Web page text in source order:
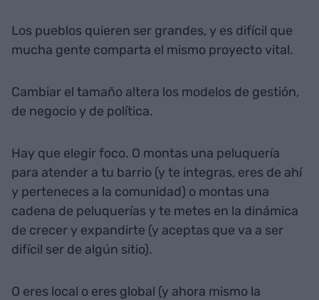
Los pueblos quieren ser grandes, y es difícil que
mucha gente comparta el mismo proyecto vital.
Cambiar el tamaño altera los modelos de gestión,
de negocio y de política.
Hay que elegir foco. O montas una peluquería
para atender a tu barrio (y te integras, eres de ahí
y perteneces a la comunidad) o montas una
cadena de peluquerías y te metes en la dinámica
de crecer y expandirte (y aceptas que va a ser
difícil ser de algún sitio).
O eres local o eres global (y ahora mismo la